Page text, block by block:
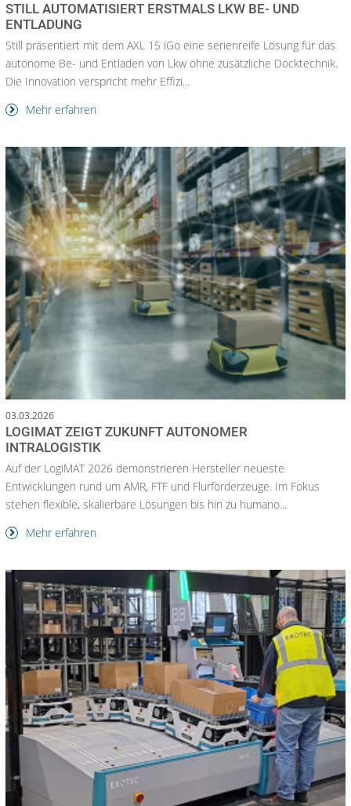
STILL AUTOMATISIERT ERSTMALS LKW BE- UND
ENTLADUNG
Still präsentiert mit dem AXL 15 iGo eine serienreife Lösung für das
autonome Be- und Entladen von Lkw ohne zusätzliche Docktechnik.
Die Innovation verspricht mehr Effizi...
Mehr erfahren
03.03.2026
LOGIMAT ZEIGT ZUKUNFT AUTONOMER
INTRALOGISTIK
Auf der LogiMAT 2026 demonstrieren Hersteller neueste
Entwicklungen rund um AMR, FTF und Flurförderzeuge. Im Fokus
stehen flexible, skalierbare Lösungen bis hin zu humano...
Mehr erfahren